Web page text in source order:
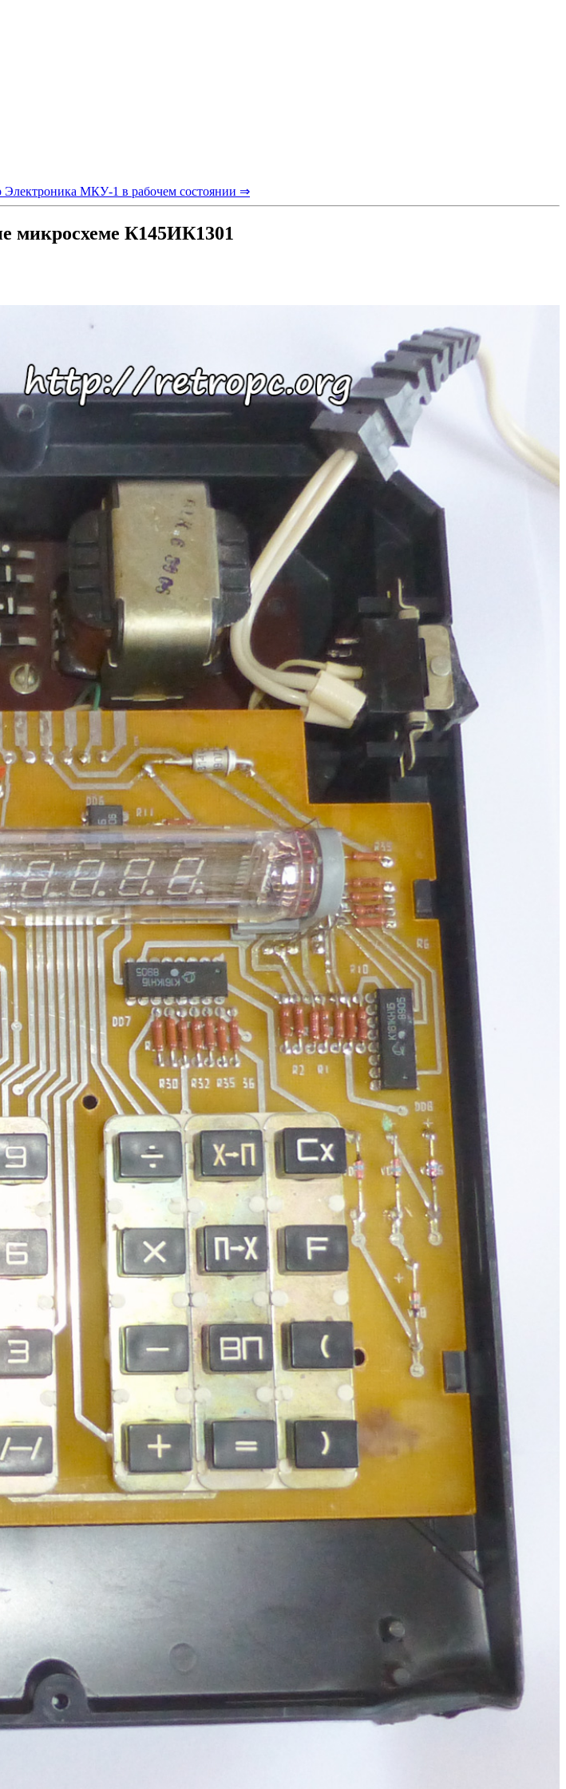
Электроника МКУ-1 в рабочем состоянии ⇒
микросхеме К145ИК1301